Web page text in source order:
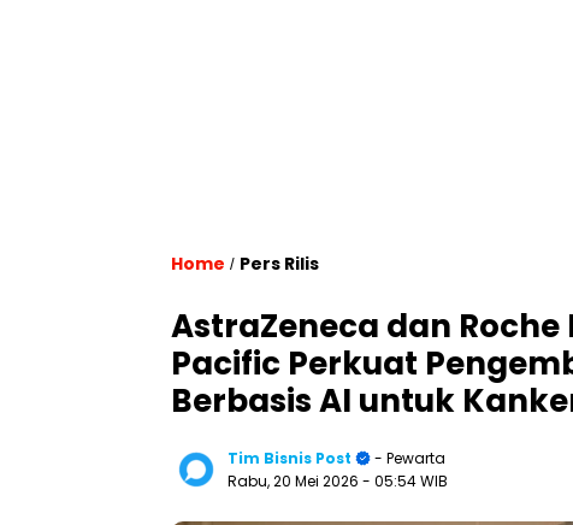
Home / Pers Rilis
AstraZeneca dan
Pacific Perkuat
Berbasis AI untuk
Tim Bisnis Post
- Pewarta
Rabu, 20 Mei 2026 - 05:54 WIB